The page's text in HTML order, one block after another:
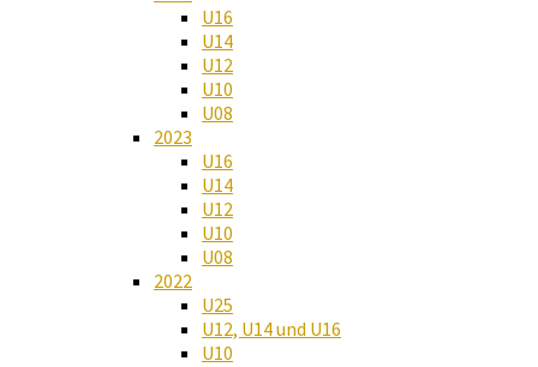
U16
U14
U12
U10
U08
2023
U16
U14
U12
U10
U08
2022
U25
U12, U14 und U16
U10